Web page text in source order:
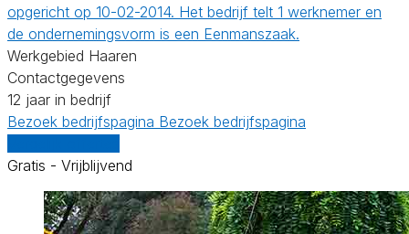
opgericht op 10-02-2014. Het bedrijf telt 1 werknemer en
de ondernemingsvorm is een Eenmanszaak.
Werkgebied Haaren
Contactgegevens
12 jaar in bedrijf
Bezoek bedrijfspagina Bezoek bedrijfspagina
Gratis - Vrijblijvend